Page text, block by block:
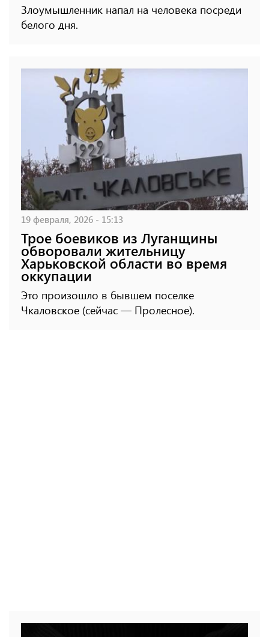
Злоумышленник напал на человека посреди
белого дня.
19 февраля, 2026 - 15:13
Трое боевиков из Луганщины
обворовали жительницу
Харьковской области во время
оккупации
Это произошло в бывшем поселке
Чкаловское (сейчас — Пролесное).